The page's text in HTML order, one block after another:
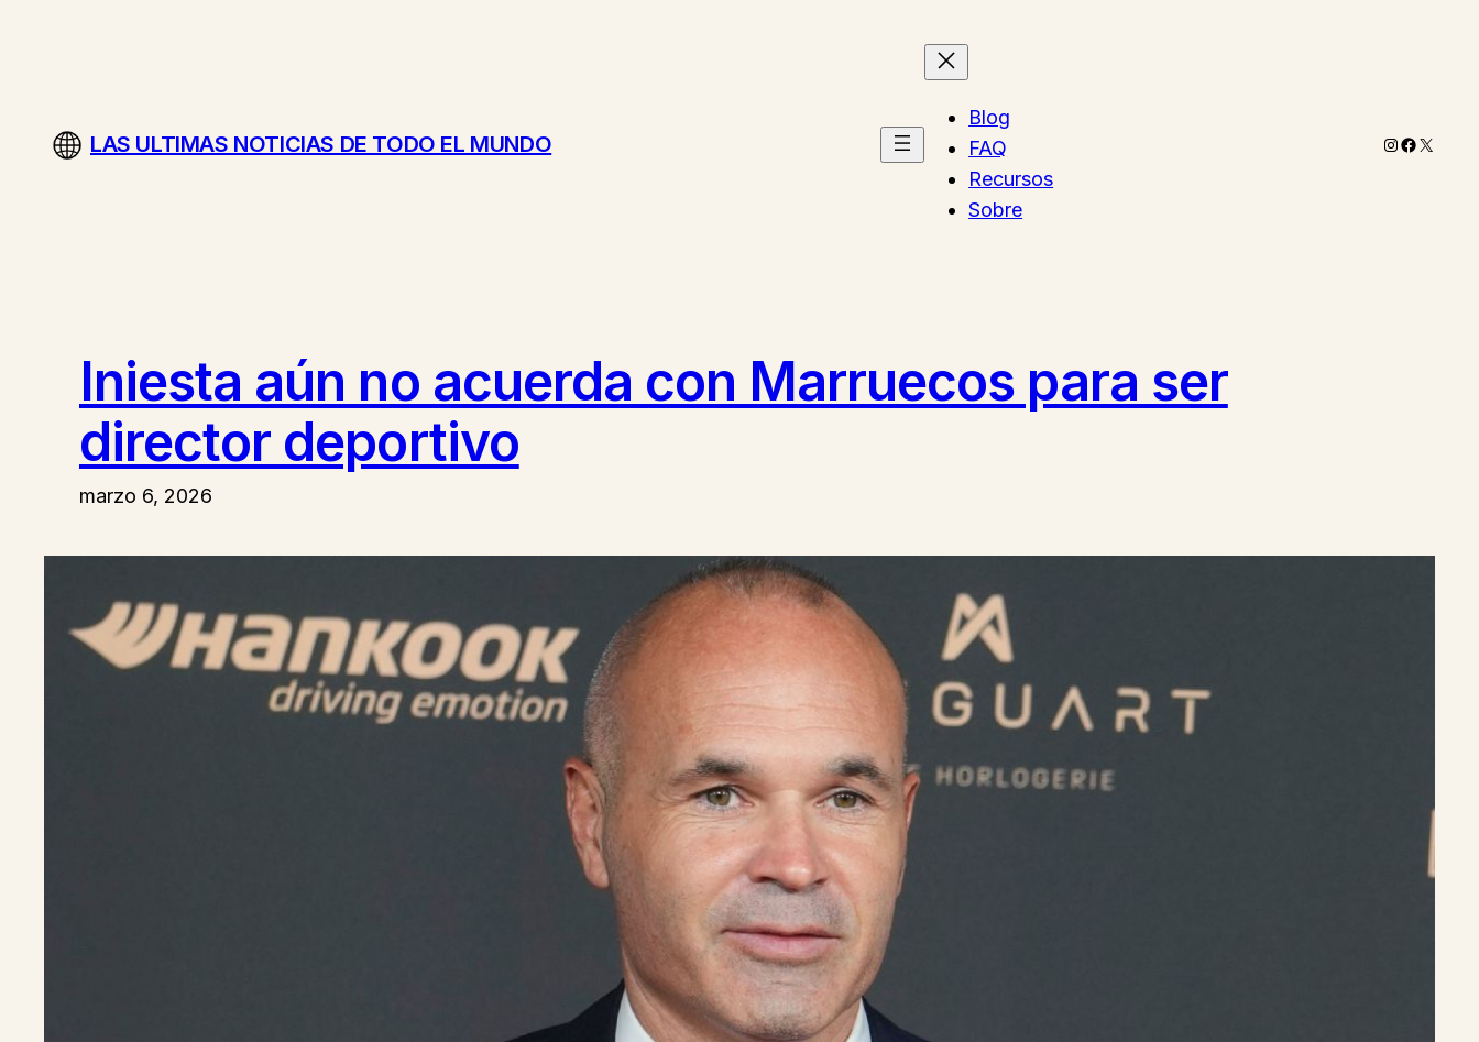
LAS ULTIMAS NOTICIAS DE TODO EL MUNDO
Blog
FAQ
Recursos
Sobre
Instagram
X
Iniesta aún no acuerda con Marruecos para ser
director deportivo
marzo 6, 2026